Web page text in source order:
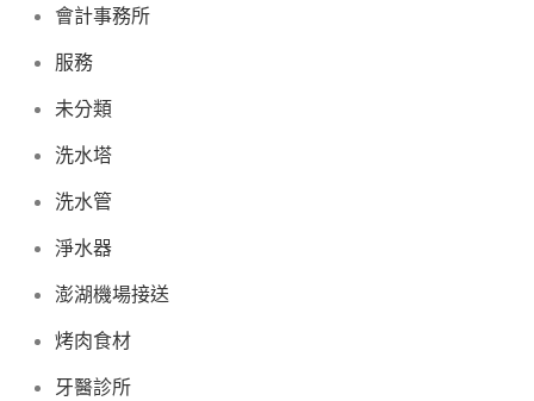
會計事務所
服務
未分類
洗水塔
洗水管
淨水器
澎湖機場接送
烤肉食材
牙醫診所